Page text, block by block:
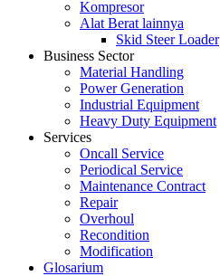
Kompresor
Alat Berat lainnya
Skid Steer Loader
Business Sector
Material Handling
Power Generation
Industrial Equipment
Heavy Duty Equipment
Services
Oncall Service
Periodical Service
Maintenance Contract
Repair
Overhoul
Recondition
Modification
Glosarium